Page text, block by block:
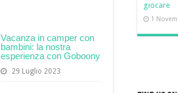
Vacanza in camper con
bambini: la nostra
esperienza con Goboony
29 Luglio 2023
giocare
1